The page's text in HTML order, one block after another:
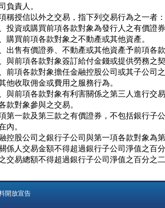
司負責人。
稱授信以外之交易，指下列交易行為之一者：
投資或購買前項各款對象為發行人之有價證券
購買前項各款對象之不動產或其他資產。
出售有價證券、不動產或其他資產予前項各款
與前項各款對象簽訂給付金錢或提供勞務之契
前項各款對象擔任金融控股公司或其子公司
其他收取佣金或費用之服務行為。
與前項各款對象有利害關係之第三人進行交
各款對象參與之交易。
第一款及第三款之有價證券，不包括銀行子
內。
控股公司之銀行子公司與第一項各款對象為
係人交易金額不得超過銀行子公司淨值之百
交易總額不得超過銀行子公司淨值之百分之二
開放宣告